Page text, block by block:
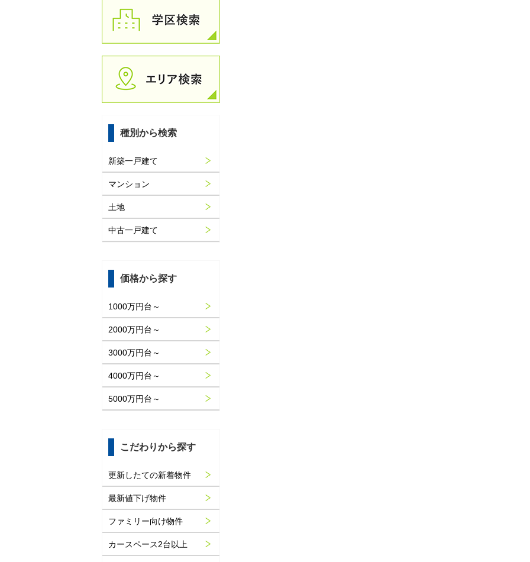
種別から検索
新築一戸建て
マンション
土地
中古一戸建て
価格から探す
1000万円台～
2000万円台～
3000万円台～
4000万円台～
5000万円台～
こだわりから探す
更新したての新着物件
最新値下げ物件
ファミリー向け物件
カースペース2台以上